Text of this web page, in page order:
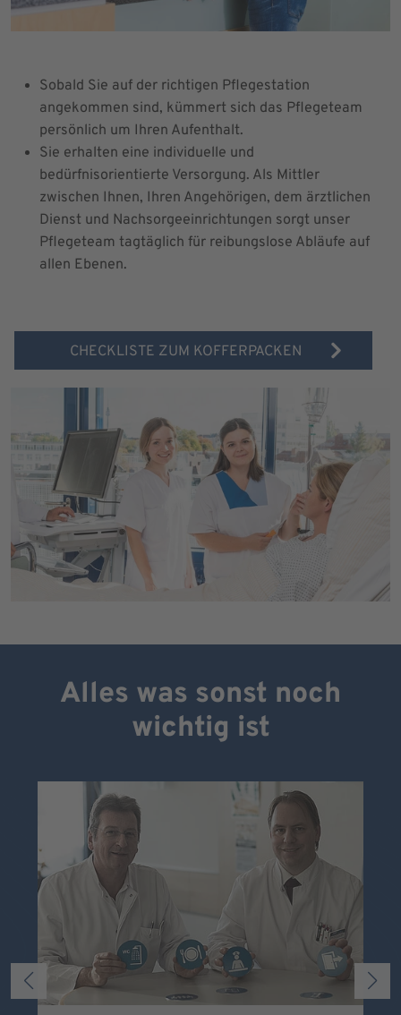
Sobald Sie auf der richtigen Pflegestation
angekommen sind, kümmert sich das Pflegeteam
persönlich um Ihren Aufenthalt.
Sie erhalten eine individuelle und
bedürfnisorientierte Versorgung. Als Mittler
zwischen Ihnen, Ihren Angehörigen, dem ärztlichen
Dienst und Nachsorgeeinrichtungen sorgt unser
Pflegeteam tagtäglich für reibungslose Abläufe auf
allen Ebenen.
CHECKLISTE ZUM KOFFERPACKEN
Alles was sonst noch
wichtig ist